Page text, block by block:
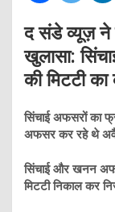
द संडे व्यूज़ ने
खुलासा:
की मिटटी
सिंचाई अफसरों का
अफसर कर रहे थे
सिंचाई और खनन
मिटटी निकाल कर